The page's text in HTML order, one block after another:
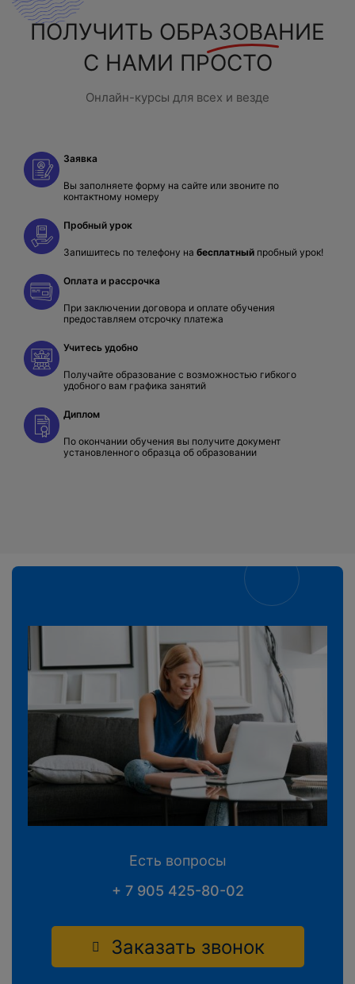
ПОЛУЧИТЬ ОБРАЗОВАНИЕ
С НАМИ ПРОСТО
Онлайн-курсы для всех и везде
Заявка
Вы заполняете форму на сайте или звоните по
контактному номеру
Пробный урок
Запишитесь по телефону на бесплатный пробный урок!
Оплата и рассрочка
При заключении договора и оплате обучения
предоставляем отсрочку платежа
Учитесь удобно
Получайте образование с возможностью гибкого
удобного вам графика занятий
Диплом
По окончании обучения вы получите документ
установленного образца об образовании
Есть вопросы
+ 7 905 425-80-02
Заказать звонок